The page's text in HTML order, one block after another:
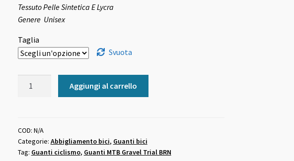
TessutoPelle Sintetica E Lycra
Genere Unisex
Taglia
Svuota
Gel
Pro
Bend
Aggiungi al carrello
COD: N/A
Categorie: Abbigliamento bici, Guanti bici
Tag: Guanti ciclismo, Guanti MTB Gravel Trial BRN